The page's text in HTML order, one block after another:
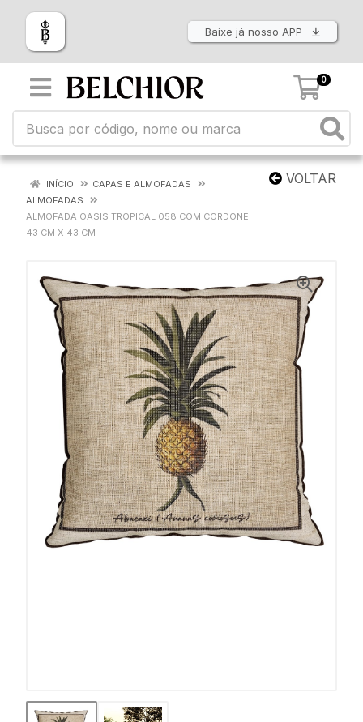
Baixe já nosso APP
0
VOLTAR
INÍCIO
CAPAS E ALMOFADAS
ALMOFADAS
ALMOFADA OASIS TROPICAL 058 COM CORDONE
43 CM X 43 CM